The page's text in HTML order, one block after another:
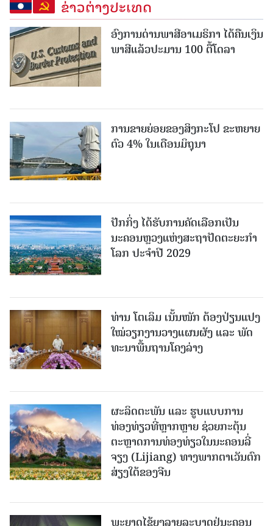
ຂ່າວຕ່າງປະເທດ
ອົງການດ່ານພາສີອາເມຣິກາ ໄດ້ຄືນເງິນ
ພາສີແລ້ວປະມານ 100 ຕື້ໂດລາ
ການຂາຍຍ່ອຍຂອງສິງກະໂປ ຂະຫຍາຍ
ຕົວ 4% ໃນເດືອນມິຖຸນາ
ປັກກິ່ງ ໄດ້ຮັບການຄັດເລືອກເປັນ
ນະຄອນຫຼວງແຫ່ງສະຖາປັດຕະຍະກຳ
ໂລກ ປະຈຳປີ 2029
ທ່ານ ໂຕ​ເລິມ ເນັ້ນໜັກ ຕ້ອງ​ປ່ຽນ​ແປງ​
ໃໝ່​ວຽກ​ງານ​ວາງ​ແຜນ​ຜັງ ແລະ ​ພັດ​
ທະ​ນາ​ພື້ນ​ຖານ​ໂຄງ​ລ່າງ
ຜະລິດຕະພັນ ແລະ ຮູບແບບການ
ທ່ອງທ່ຽວທີ່ຫຼາກຫຼາຍ ຊ່ວຍກະຕຸ້ນ
ຕະຫຼາດການທ່ອງທ່ຽວໃນນະຄອນລີ່
ຈຽງ (Lijiang) ທາງພາກຕາເວັນຕົກ
ສ່ຽງໃຕ້ຂອງຈີນ